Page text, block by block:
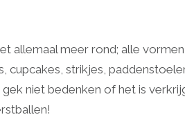
allemaal meer rond; alle
cupcakes, strikjes,
niet bedenken of het is